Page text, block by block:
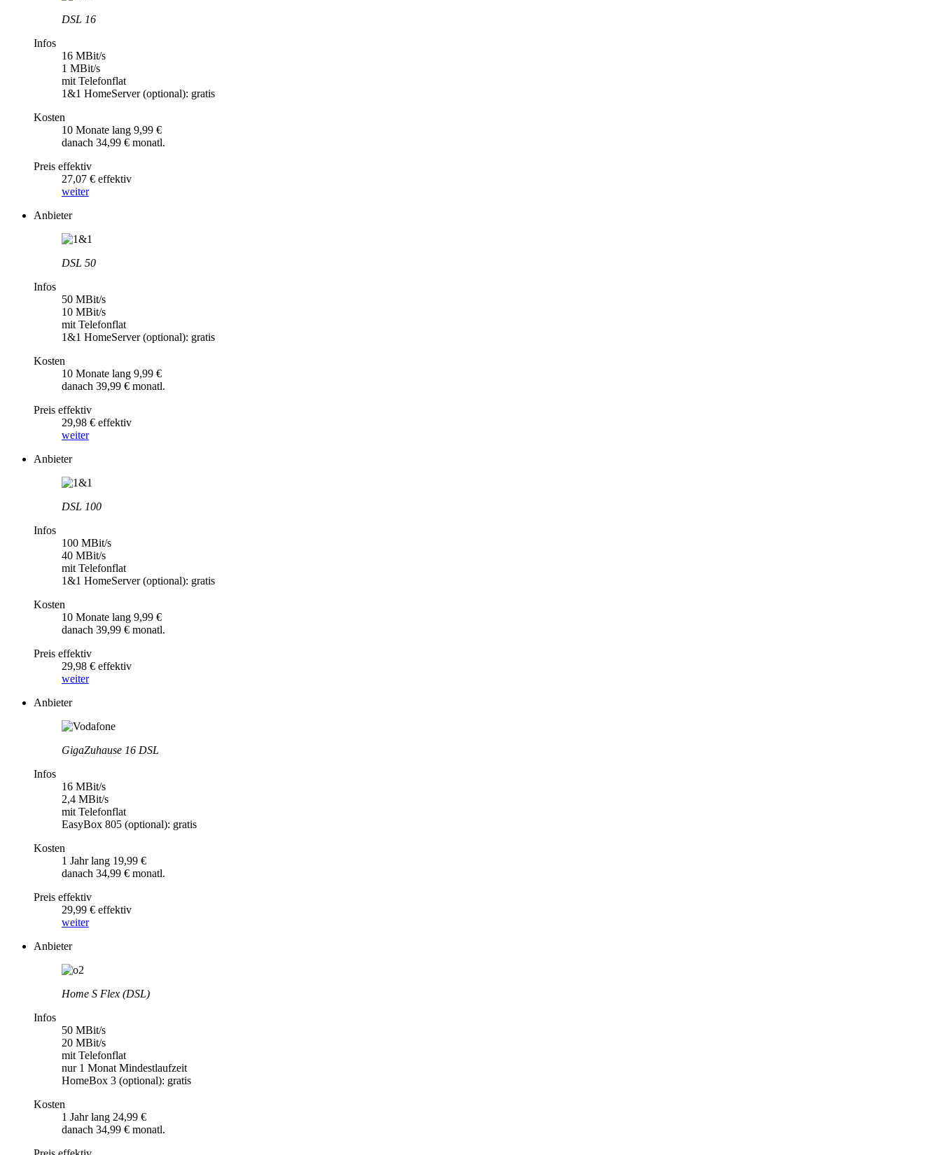
DSL 16
Infos
16 MBit/s
1 MBit/s
mit Telefonflat
1&1 HomeServer (optional): gratis
Kosten
10 Monate lang 9,99 €
danach 34,99 € monatl.
Preis effektiv
27,07 € effektiv
weiter
Anbieter
DSL 50
Infos
50 MBit/s
10 MBit/s
mit Telefonflat
1&1 HomeServer (optional): gratis
Kosten
10 Monate lang 9,99 €
danach 39,99 € monatl.
Preis effektiv
29,98 € effektiv
weiter
Anbieter
DSL 100
Infos
100 MBit/s
40 MBit/s
mit Telefonflat
1&1 HomeServer (optional): gratis
Kosten
10 Monate lang 9,99 €
danach 39,99 € monatl.
Preis effektiv
29,98 € effektiv
weiter
Anbieter
GigaZuhause 16 DSL
Infos
16 MBit/s
2,4 MBit/s
mit Telefonflat
EasyBox 805 (optional): gratis
Kosten
1 Jahr lang 19,99 €
danach 34,99 € monatl.
Preis effektiv
29,99 € effektiv
weiter
Anbieter
Home S Flex (DSL)
Infos
50 MBit/s
20 MBit/s
mit Telefonflat
nur 1 Monat Mindestlaufzeit
HomeBox 3 (optional): gratis
Kosten
1 Jahr lang 24,99 €
danach 34,99 € monatl.